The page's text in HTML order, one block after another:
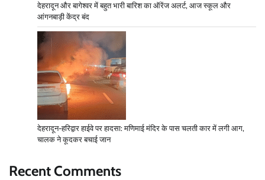
देहरादून और बागेश्वर में बहुत भारी बारिश का ऑरेंज अलर्ट, आज स्कूल और
आंगनबाड़ी केंद्र बंद
देहरादून-हरिद्वार हाईवे पर हादसा: मणिमाई मंदिर के पास चलती कार में लगी आग,
चालक ने कूदकर बचाई जान
Recent Comments